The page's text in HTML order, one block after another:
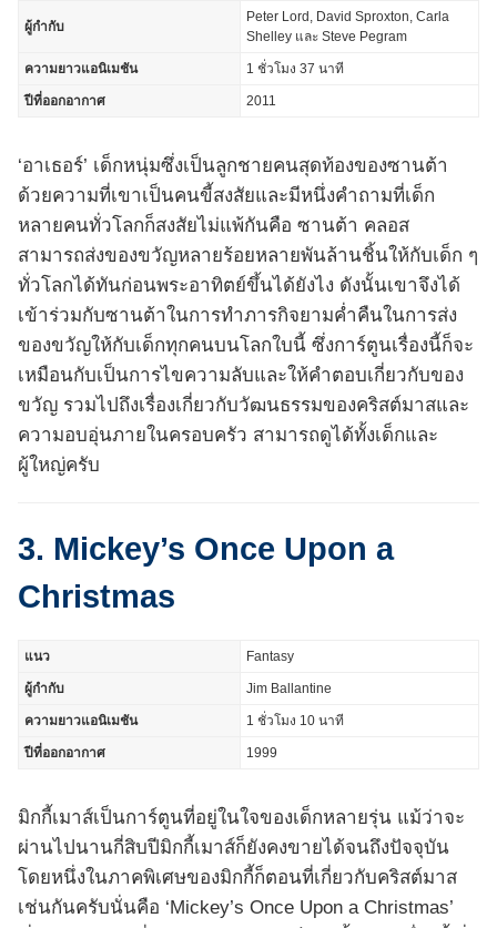
ผู้กำกับ
Peter Lord, David Sproxton, Carla
Shelley และ Steve Pegram
ความยาวแอนิเมชัน 1 ชั่วโมง 37 นาที
ปีที่ออกอากาศ 2011
‘อาเธอร์’ เด็กหนุ่มซึ่งเป็นลูกชายคนสุดท้องของซานต้า
ด้วยความที่เขาเป็นคนขี้สงสัยและมีหนึ่งคำถามที่เด็ก
หลายคนทั่วโลกก็สงสัยไม่แพ้กันคือ ซานต้า คลอส
สามารถส่งของขวัญหลายร้อยหลายพันล้านชิ้นให้กับเด็ก ๆ
ทั่วโลกได้ทันก่อนพระอาทิตย์ขึ้นได้ยังไง ดังนั้นเขาจึงได้
เข้าร่วมกับซานต้าในการทำภารกิจยามค่ำคืนในการส่ง
ของขวัญให้กับเด็กทุกคนบนโลกใบนี้ ซึ่งการ์ตูนเรื่องนี้ก็จะ
เหมือนกับเป็นการไขความลับและให้คำตอบเกี่ยวกับของ
ขวัญ รวมไปถึงเรื่องเกี่ยวกับวัฒนธรรมของคริสต์มาสและ
ความอบอุ่นภายในครอบครัว สามารถดูได้ทั้งเด็กและ
ผู้ใหญ่ครับ
3. Mickey’s Once Upon a
Christmas
แนว Fantasy
ผู้กำกับ Jim Ballantine
ความยาวแอนิเมชัน 1 ชั่วโมง 10 นาที
ปีที่ออกอากาศ 1999
มิกกี้เมาส์เป็นการ์ตูนที่อยู่ในใจของเด็กหลายรุ่น แม้ว่าจะ
ผ่านไปนานกี่สิบปีมิกกี้เมาส์ก็ยังคงขายได้จนถึงปัจจุบัน
โดยหนึ่งในภาคพิเศษของมิกกี้ก็ตอนที่เกี่ยวกับคริสต์มาส
เช่นกันครับนั่นคือ ‘Mickey’s Once Upon a Christmas’